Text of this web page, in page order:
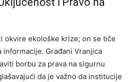
okvire ekološke krize; on se tiče
informacije. Građani Vranjica
borbu za prava na sigurnu
da je važno da institucije